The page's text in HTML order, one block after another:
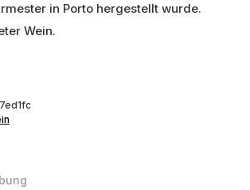
in Porto hergestellt wurde.
Wein.